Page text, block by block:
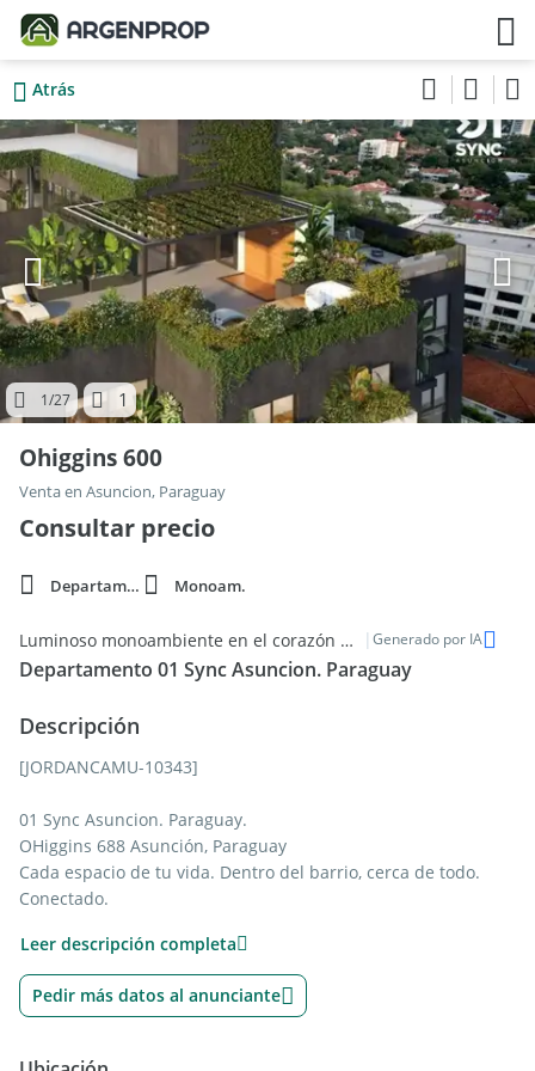
Atrás
1/27 1
Ohiggins 600
Venta en Asuncion, Paraguay
Consultar precio
Departamento Monoam.
Luminoso monoambiente en el corazón de Asunción en venta | Generado por IA
Departamento 01 Sync Asuncion. Paraguay
Descripción
[JORDANCAMU-10343]
01 Sync Asuncion. Paraguay.
OHiggins 688 Asunción, Paraguay
Cada espacio de tu vida. Dentro del barrio, cerca de todo.
Conectado.
OHiggins 688, esquina Lillo Villa Morra, Asunción.
Ubicado en el corazón de la ciudad, dentro de la zona
dos principales polos corporativos y comerciales de Asunción.
Leer descripción completa
Pedir más datos al anunciante